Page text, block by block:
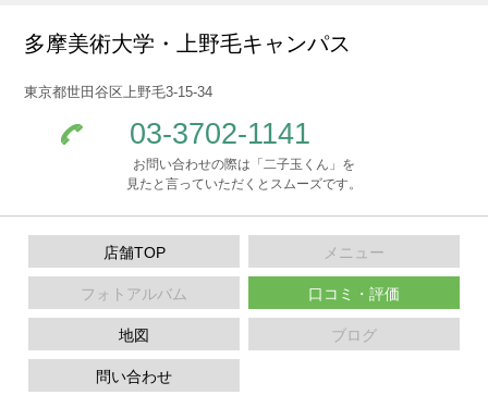
多摩美術大学・上野毛キャンパス
東京都世田谷区上野毛3-15-34
03-3702-1141
お問い合わせの際は「二子玉くん」を
見たと言っていただくとスムーズです。
店舗TOP メニュー
フォトアルバム 口コミ・評価
地図 ブログ
問い合わせ